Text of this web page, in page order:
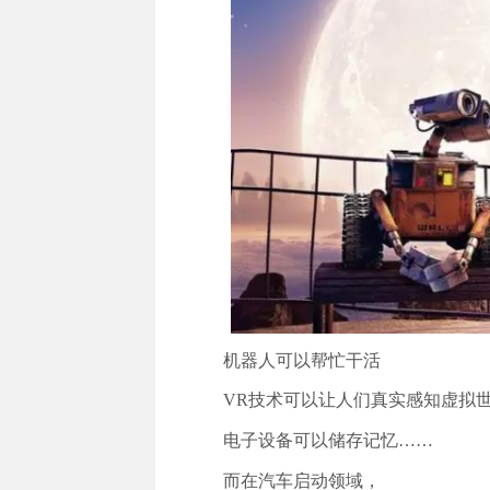
机器人可以帮忙干活
VR技术可以让人们真实感知虚拟
电子设备可以储存记忆……
而在汽车启动领域，